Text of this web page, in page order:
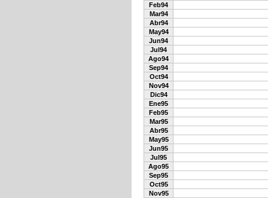
Feb94
Mar94
Abr94
May94
Jun94
Jul94
Ago94
Sep94
Oct94
Nov94
Dic94
Ene95
Feb95
Mar95
Abr95
May95
Jun95
Jul95
Ago95
Sep95
Oct95
Nov95